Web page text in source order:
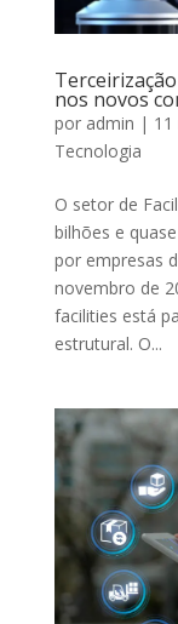
CLIQUE
nos novos
por admin | 11
Tecnologia
O setor de
bilhões e
por empresas
novembro de
facilities está
estrutural. O...